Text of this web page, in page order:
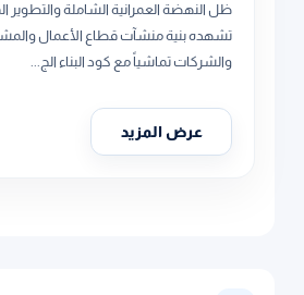
ظل النهضة العمرانية الشاملة والتطوير
تشهده بنية منشآت قطاع الأعمال
والشركات تماشياً مع كود البناء الج...
عرض المزيد